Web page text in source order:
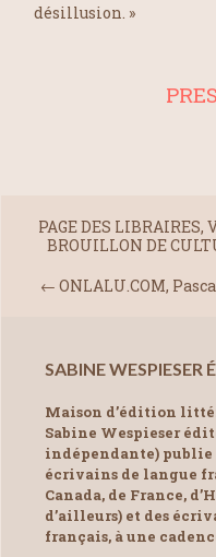
désillusion. »
PAGE DES
BROUILLON DE
← ONLALU.COM,
SABINE WESPIESER
Maison d’édition
Sabine Wespieser
indépendante) publie
écrivains de langue
Canada, de France,
d’ailleurs) et des
français, à une